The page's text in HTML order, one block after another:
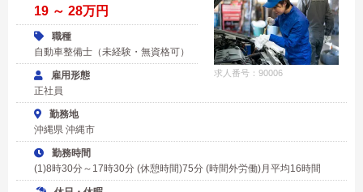
求人番号：90006
19 ～ 28万円
職種
自動車整備士（未経験・無資格可）
雇用形態
正社員
勤務地
沖縄県 沖縄市
勤務時間
(1)8時30分～17時30分 (休憩時間)75分 (時間外労働)月平均16時間